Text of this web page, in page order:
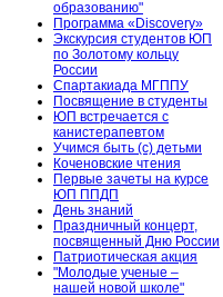
образованию"
Программа «Discovery»
Экскурсия студентов ЮП
по Золотому кольцу
России
Спартакиада МГППУ
Посвящение в студенты
ЮП встречается с
канистерапевтом
Учимся быть (с) детьми
Коченовские чтения
Первые зачеты на курсе
ЮП ППДП
День знаний
Праздничный концерт,
посвященный Дню России
Патриотическая акция
"Молодые ученые –
нашей новой школе"